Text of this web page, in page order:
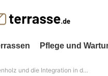
Pflege und
und die Integration in das Hausdesign